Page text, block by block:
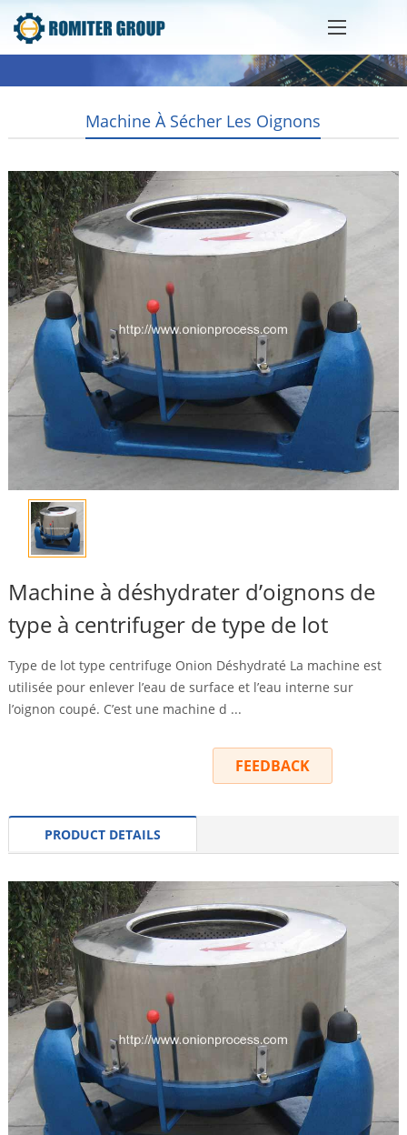
Machine À Sécher Les Oignons
Machine à déshydrater d’oignons de
type à centrifuger de type de lot
Type de lot type centrifuge Onion Déshydraté La machine est
utilisée pour enlever l’eau de surface et l’eau interne sur
l’oignon coupé. C’est une machine d ...
FEEDBACK
PRODUCT DETAILS